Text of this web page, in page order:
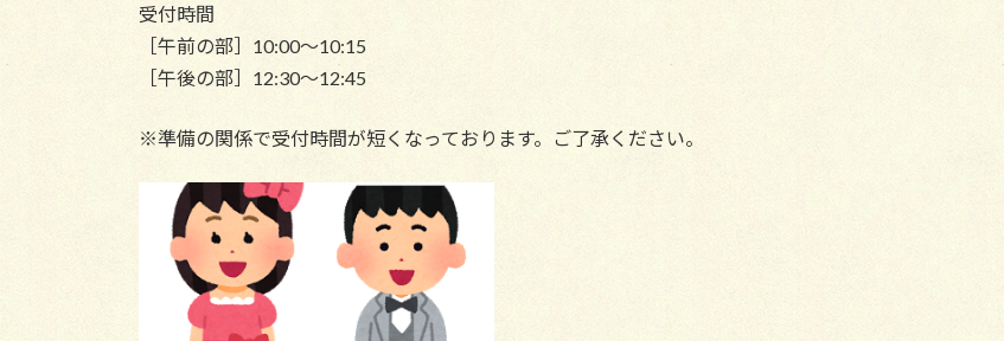
受付時間
［午前の部］10:00～10:15
［午後の部］12:30～12:45
※準備の関係で受付時間が短くなっております。ご了承ください。